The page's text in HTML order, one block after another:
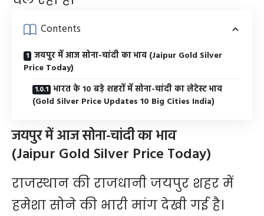
Contents
जयपुर में आज सोना-चांदी का भाव (Jaipur Gold Silver
Price Today)
भारत के 10 बड़े शहरों में सोना-चांदी का लेटेस्ट भाव
(Gold Silver Price Updates 10 Big Cities India)
जयपुर में आज सोना-चांदी का भाव
(Jaipur Gold Silver Price Today)
राजस्थान की राजधानी जयपुर शहर में
हमेशा सोने की भारी मांग देखी गई है।